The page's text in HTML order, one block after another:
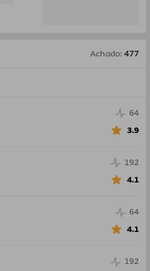
Achado:477
64
3.9
192
4.1
64
4.1
192